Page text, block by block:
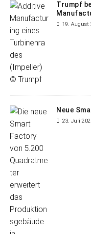
Trumpf
19. August
Neue
23. Juli